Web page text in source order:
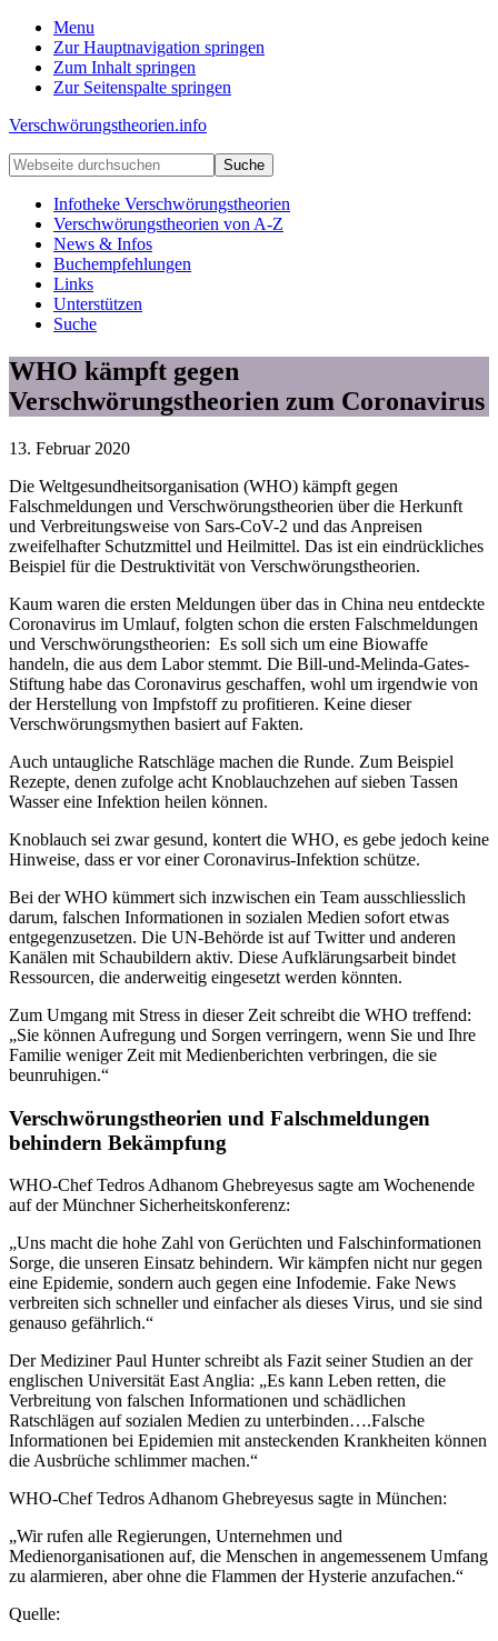
Menu
Zur Hauptnavigation springen
Zum Inhalt springen
Zur Seitenspalte springen
Verschwörungstheorien.info
Beiträge
zu
Merkmalen,
Funktionen
Risiken
konspirationistischen
Denkens
Webseite
durchsuchen
Infotheke Verschwörungstheorien
Verschwörungstheorien von A-Z
News & Infos
Buchempfehlungen
Links
Unterstützen
Suche
WHO kämpft gegen
Verschwörungstheorien zum Coronavirus
13. Februar 2020
Die Weltgesundheitsorganisation (WHO) kämpft gegen
Falschmeldungen und Verschwörungstheorien über die Herkunft
und Verbreitungsweise von Sars-CoV-2 und das Anpreisen
zweifelhafter Schutzmittel und Heilmittel. Das ist ein eindrückliches
Beispiel für die Destruktivität von Verschwörungstheorien.
Kaum waren die ersten Meldungen über das in China neu entdeckte
Coronavirus im Umlauf, folgten schon die ersten Falschmeldungen
und Verschwörungstheorien: Es soll sich um eine Biowaffe
handeln, die aus dem Labor stemmt. Die Bill-und-Melinda-Gates-
Stiftung habe das Coronavirus geschaffen, wohl um irgendwie von
der Herstellung von Impfstoff zu profitieren. Keine dieser
Verschwörungsmythen basiert auf Fakten.
Auch untaugliche Ratschläge machen die Runde. Zum Beispiel
Rezepte, denen zufolge acht Knoblauchzehen auf sieben Tassen
Wasser eine Infektion heilen können.
Knoblauch sei zwar gesund, kontert die WHO, es gebe jedoch keine
Hinweise, dass er vor einer Coronavirus-Infektion schütze.
Bei der WHO kümmert sich inzwischen ein Team ausschliesslich
darum, falschen Informationen in sozialen Medien sofort etwas
entgegenzusetzen. Die UN-Behörde ist auf Twitter und anderen
Kanälen mit Schaubildern aktiv. Diese Aufklärungsarbeit bindet
Ressourcen, die anderweitig eingesetzt werden könnten.
Zum Umgang mit Stress in dieser Zeit schreibt die WHO treffend:
„Sie können Aufregung und Sorgen verringern, wenn Sie und Ihre
Familie weniger Zeit mit Medienberichten verbringen, die sie
beunruhigen.“
Verschwörungstheorien und Falschmeldungen
behindern Bekämpfung
WHO-Chef Tedros Adhanom Ghebreyesus sagte am Wochenende
auf der Münchner Sicherheitskonferenz:
„Uns macht die hohe Zahl von Gerüchten und Falschinformationen
Sorge, die unseren Einsatz behindern. Wir kämpfen nicht nur gegen
eine Epidemie, sondern auch gegen eine Infodemie. Fake News
verbreiten sich schneller und einfacher als dieses Virus, und sie sind
genauso gefährlich.“
Der Mediziner Paul Hunter schreibt als Fazit seiner Studien an der
englischen Universität East Anglia: „Es kann Leben retten, die
Verbreitung von falschen Informationen und schädlichen
Ratschlägen auf sozialen Medien zu unterbinden….Falsche
Informationen bei Epidemien mit ansteckenden Krankheiten können
die Ausbrüche schlimmer machen.“
WHO-Chef Tedros Adhanom Ghebreyesus sagte in München:
„Wir rufen alle Regierungen, Unternehmen und
Medienorganisationen auf, die Menschen in angemessenem Umfang
zu alarmieren, aber ohne die Flammen der Hysterie anzufachen.“
Quelle: